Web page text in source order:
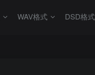
WAV格式 DSD格式